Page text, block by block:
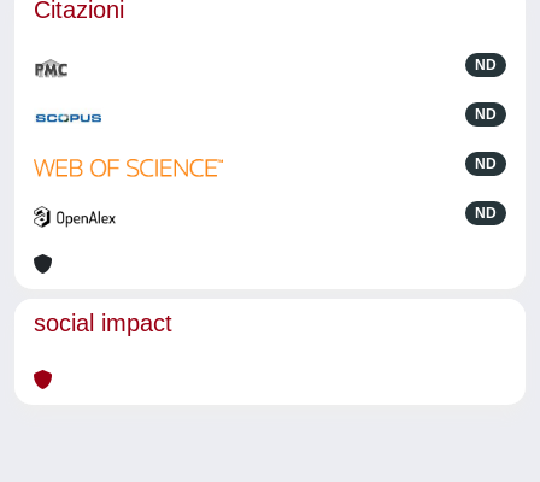
Citazioni
ND
ND
ND
ND
social impact